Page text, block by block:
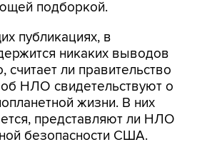
подборкой.
публикациях, в
никаких выводов
считает ли правительство
НЛО свидетельствуют о
жизни. В них
представляют ли НЛО
безопасности США.